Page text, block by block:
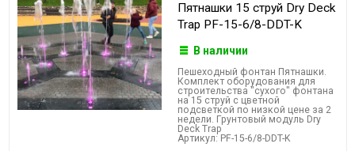
Пятнашки 15 струй Dry Deck
Trap PF-15-6/8-DDT-K
В наличии
Пешеходный фонтан Пятнашки.
Комплект оборудования для
строительства "сухого" фонтана
на 15 струй с цветной
подсветкой по низкой цене за 2
недели. Грунтовый модуль Dry
Deck Trap
Артикул: PF-15-6/8-DDT-K